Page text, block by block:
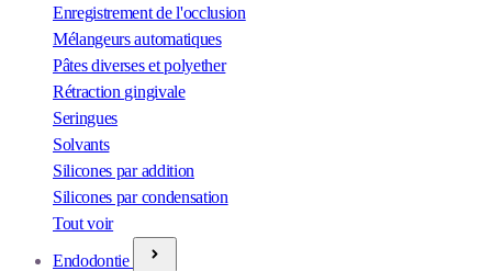
Enregistrement de l'occlusion
Mélangeurs automatiques
Pâtes diverses et polyether
Rétraction gingivale
Seringues
Solvants
Silicones par addition
Silicones par condensation
Tout voir
Endodontie